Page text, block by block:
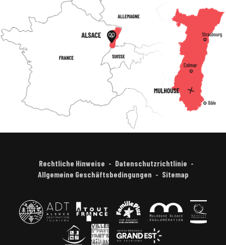
Rechtliche Hinweise
Datenschutzrichtlinie
Allgemeine Geschäftsbedingungen
Sitemap